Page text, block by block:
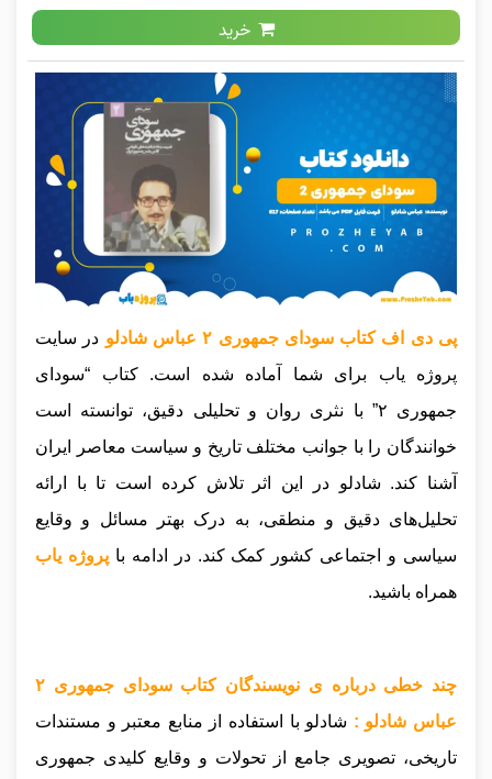
خرید
پی دی اف کتاب سودای جمهوری ۲ عباس شادلو
در سایت
پروژه یاب برای شما آماده شده است. کتاب “سودای
جمهوری ۲” با نثری روان و تحلیلی دقیق، توانسته است
خوانندگان را با جوانب مختلف تاریخ و سیاست معاصر ایران
آشنا کند. شادلو در این اثر تلاش کرده است تا با ارائه
تحلیل‌های دقیق و منطقی، به درک بهتر مسائل و وقایع
سیاسی و اجتماعی کشور کمک کند. در ادامه با پروژه یاب
همراه باشید.
چند خطی درباره ی نویسندگان کتاب سودای جمهوری ۲
عباس شادلو : شادلو با استفاده از منابع معتبر و مستندات
تاریخی، تصویری جامع از تحولات و وقایع کلیدی جمهوری